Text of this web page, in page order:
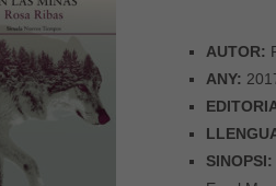
AUTOR:
ANY:
SINOPSI: